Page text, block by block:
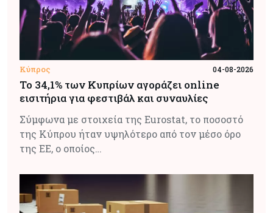
Κύπρος 04-08-2026
Το 34,1% των Κυπρίων αγοράζει online
εισιτήρια για φεστιβάλ και συναυλίες
Σύμφωνα με στοιχεία της Eurostat, το ποσοστό
της Κύπρου ήταν υψηλότερο από τον μέσο όρο
της ΕΕ, ο οποίος…